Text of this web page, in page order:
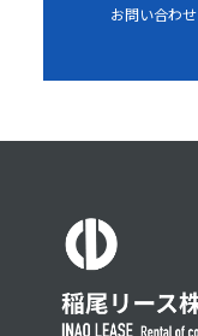
お問い合わせ